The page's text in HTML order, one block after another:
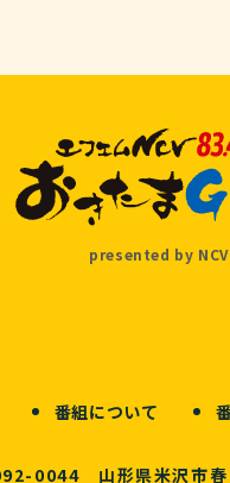
presented by NCV
番組について
0044 山形県米沢市春